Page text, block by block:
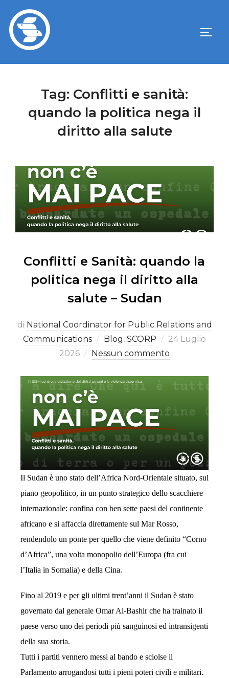
Tag: Conflitti e sanità:
quando la politica nega il
diritto alla salute
Conflitti e Sanità: quando la
politica nega il diritto alla
salute – Sudan
di National Coordinator for Public Relations and
Communications
Blog, SCORP
24 Luglio
2026
Nessun commento
Il Sudan è uno stato dell’Africa Nord-Orientale situato, sul
piano geopolitico, in un punto strategico dello scacchiere
internazionale: confina con ben sette paesi del continente
africano e si affaccia direttamente sul Mar Rosso,
rendendolo un ponte per quello che viene definito “Corno
d’Africa”, una volta monopolio dell’Europa (fra cui
l’Italia in Somalia) e della Cina.
Fino al 2019 e per gli ultimi trent’anni il Sudan è stato
governato dal generale Omar Al-Bashir che ha trainato il
paese verso uno dei periodi più sanguinosi ed intransigenti
della sua storia.
Tutti i partiti vennero messi al bando e sciolse il
Parlamento arrogandosi tutti i pieni poteri civili e militari.